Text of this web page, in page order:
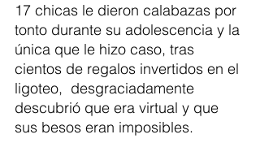
17 chicas le dieron calabazas por
tonto durante su adolescencia y la
única que le hizo caso, tras
cientos de regalos invertidos en el
ligoteo,  desgraciadamente
descubrió que era virtual y que
sus besos eran imposibles.